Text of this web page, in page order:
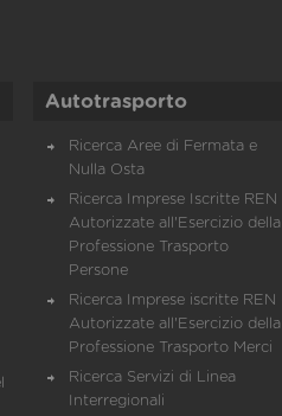
Autotrasporto
Ricerca Aree di Fermata e
Nulla Osta
Ricerca Imprese Iscritte REN
Autorizzate all'Esercizio della
Professione Trasporto
Persone
Ricerca Imprese iscritte REN
Autorizzate all'Esercizio della
Professione Trasporto Merci
Ricerca Servizi di Linea
Interregionali